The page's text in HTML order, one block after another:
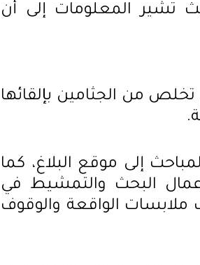
تشير المعلومات إلى أن
من الجثامين بإلقائها
إلى موقع البلاغ، كما
أعمال البحث والتمشيط في
ملابسات الواقعة والوقوف